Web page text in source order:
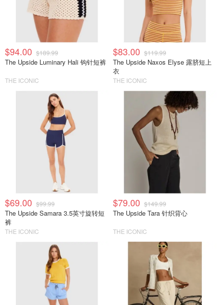
$94.00 $189.99
The Upside Luminary Hali 钩针短裤
THE ICONIC
$83.00 $119.99
The Upside Naxos Elyse 露脐短上
衣
THE ICONIC
$69.00 $99.99
The Upside Samara 3.5英寸旋转短
裤
THE ICONIC
$79.00 $149.99
The Upside Tara 针织背心
THE ICONIC